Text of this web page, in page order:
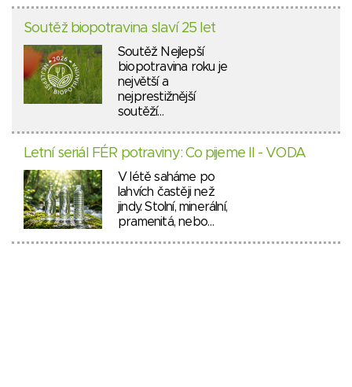
Soutěž biopotravina slaví 25 let
Soutěž Nejlepší
biopotravina roku je
největší a
nejprestižnější
soutěží…
Letní seriál FÉR potraviny: Co pijeme II - VODA
V létě saháme po
lahvích častěji než
jindy. Stolní, minerální,
pramenitá, nebo…